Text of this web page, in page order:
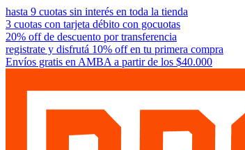
Ir
al
contenido
hasta 9 cuotas sin interés en toda la tienda
3 cuotas con tarjeta débito con gocuotas
20% off de descuento por transferencia
registrate y disfrutá 10% off en tu primera compra
Envíos gratis en AMBA a partir de los $40.000